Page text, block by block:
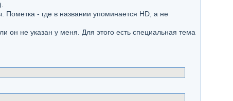
- где в названии упоминается HD, а не
он не указан у меня. Для этого есть специальная тема